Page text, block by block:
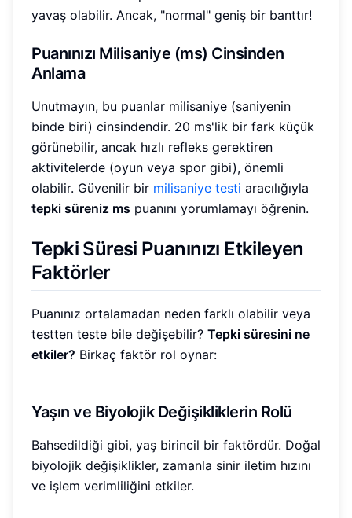
yavaş olabilir. Ancak, "normal" geniş bir banttır!
Puanınızı Milisaniye (ms) Cinsinden
Anlama
Unutmayın, bu puanlar milisaniye (saniyenin
binde biri) cinsindendir. 20 ms'lik bir fark küçük
görünebilir, ancak hızlı refleks gerektiren
aktivitelerde (oyun veya spor gibi), önemli
olabilir. Güvenilir bir milisaniye testi aracılığıyla
tepki süreniz ms puanını yorumlamayı öğrenin.
Tepki Süresi Puanınızı Etkileyen
Faktörler
Puanınız ortalamadan neden farklı olabilir veya
testten teste bile değişebilir? Tepki süresini ne
etkiler? Birkaç faktör rol oynar:
Yaşın ve Biyolojik Değişikliklerin Rolü
Bahsedildiği gibi, yaş birincil bir faktördür. Doğal
biyolojik değişiklikler, zamanla sinir iletim hızını
ve işlem verimliliğini etkiler.